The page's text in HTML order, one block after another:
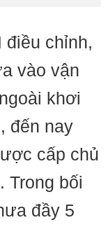
điều chỉnh,
vào vận
khơi
đến nay
cấp chủ
Trong bối
đầy 5